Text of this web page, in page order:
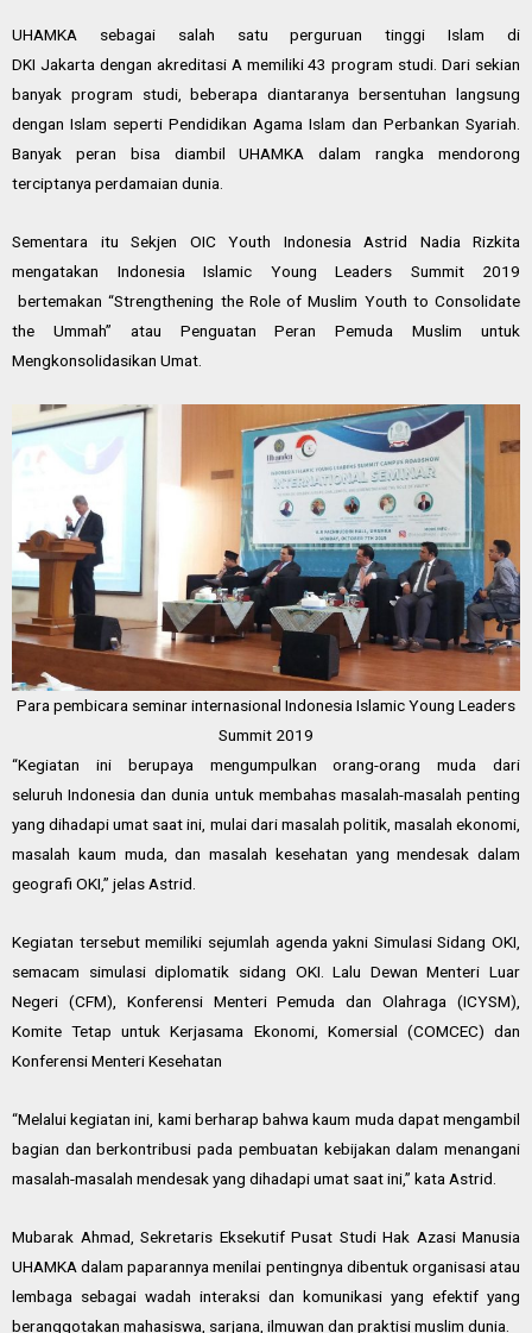
UHAMKA sebagai salah satu perguruan tinggi Islam di
DKI Jakartadengan akreditasi A memiliki 43 program studi. Dari sekian
banyak program studi, beberapa diantaranya bersentuhan langsung
dengan Islam seperti Pendidikan Agama Islam dan Perbankan Syariah.
Banyak peran bisa diambil UHAMKA dalam rangka mendorong
terciptanya perdamaian dunia.
Sementara itu Sekjen OIC Youth Indonesia Astrid Nadia Rizkita
mengatakan Indonesia Islamic Young Leaders Summit 2019
bertemakan “Strengthening the Role of Muslim Youth to Consolidate
the Ummah” atau Penguatan Peran Pemuda Muslim untuk
Mengkonsolidasikan Umat.
Para pembicara seminar internasional Indonesia Islamic Young Leaders
Summit 2019
“Kegiatan ini berupaya mengumpulkan orang-orang muda dari
seluruhIndonesia dan dunia untuk membahas masalah-masalah penting
yang dihadapi umat saat ini, mulai dari masalah politik, masalah ekonomi,
masalah kaum muda, dan masalah kesehatan yang mendesak dalam
geografi OKI,” jelas Astrid.
Kegiatan tersebut memiliki sejumlah agenda yakni Simulasi Sidang OKI,
semacam simulasi diplomatik sidang OKI. Lalu Dewan Menteri Luar
Negeri (CFM), Konferensi Menteri Pemuda dan Olahraga (ICYSM),
Komite Tetap untuk Kerjasama Ekonomi, Komersial (COMCEC) dan
Konferensi Menteri Kesehatan
“Melalui kegiatan ini, kami berharap bahwa kaum muda dapat mengambil
bagian dan berkontribusi pada pembuatan kebijakan dalam menangani
masalah-masalah mendesak yang dihadapi umat saat ini,” kata Astrid.
Mubarak Ahmad, Sekretaris Eksekutif Pusat Studi Hak Azasi Manusia
UHAMKA dalam paparannya menilai pentingnya dibentuk organisasi atau
lembaga sebagai wadah interaksi dan komunikasi yang efektif yang
beranggotakan mahasiswa, sarjana, ilmuwan dan praktisi muslim dunia.